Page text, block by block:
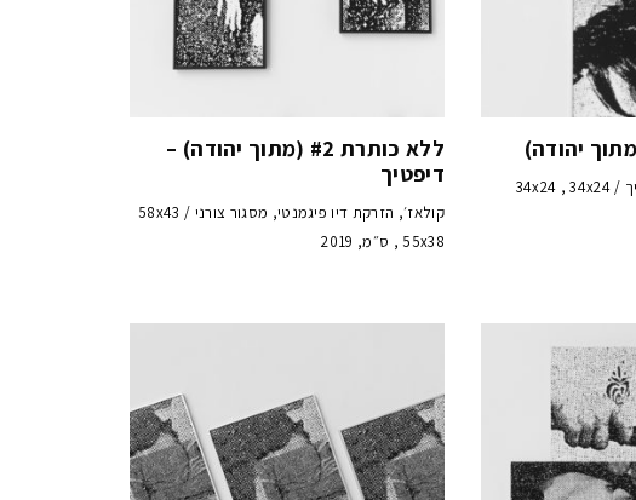
הזרקת דיו פיגמנטי, דיפטיך / 34x24 , 34x24
ללא כותרת #2 (מתוך יהודה) –
דיפטיך
קולאז׳, הזרקת דיו פיגמנטי, מסגור צורני / 58x43
, 55x38 ס״מ, 2019